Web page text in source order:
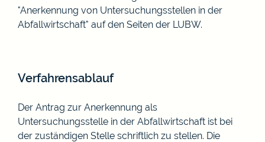
"Anerkennung von Untersuchungsstellen in der
Abfallwirtschaft" auf den Seiten der LUBW.
Verfahrensablauf
Der Antrag zur Anerkennung als
Untersuchungsstelle in der Abfallwirtschaft ist bei
der zuständigen Stelle schriftlich zu stellen. Die